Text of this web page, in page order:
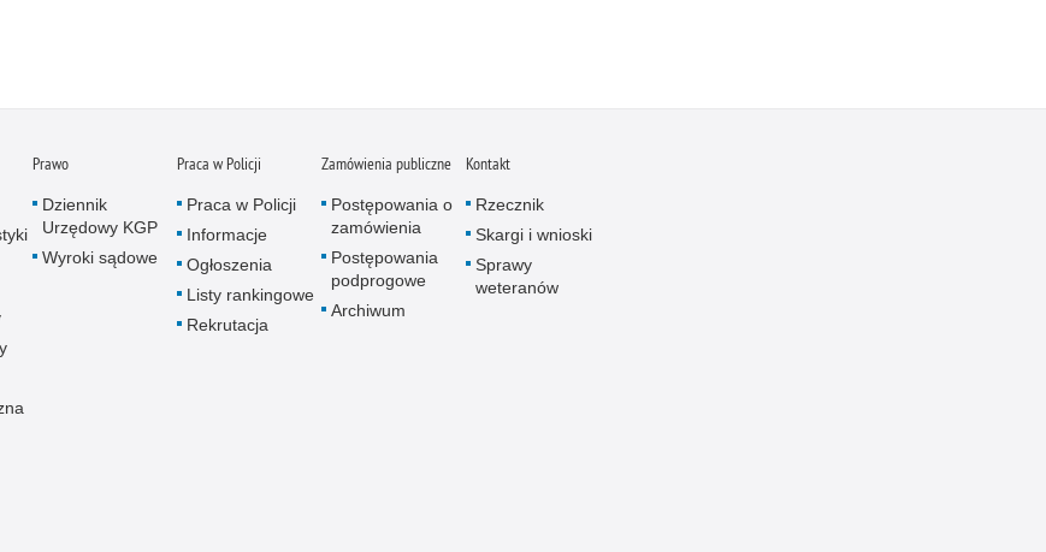
Nietrzeźwi kierujący
Nietrzeźwi opiekunowie
Nietrzeźwi pracownicy
Niszczenie mienia
Prawo
Dziennik
Urzędowy KGP
Wyroki sądowe
Praca w Policji
Praca w Policji
Informacje
Ogłoszenia
Listy rankingowe
Rekrutacja
Zamówienia publiczne
Postępowania o
zamówienia
Postępowania
podprogowe
Archiwum
Kontakt
Rzecznik
Skargi i wnioski
Sprawy
weteranów